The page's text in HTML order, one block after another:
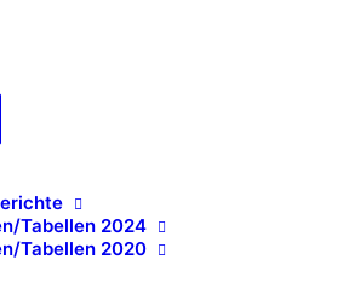
Tabellen 2024
Tabellen 2020